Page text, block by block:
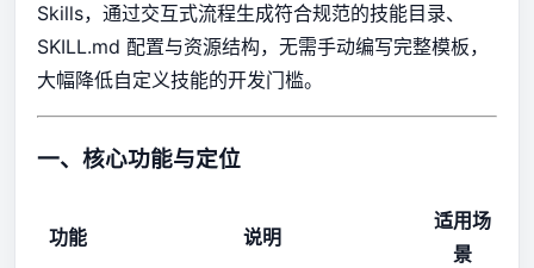
Skills，通过交互式流程生成符合规范的技能目录、
SKILL.md 配置与资源结构，无需手动编写完整模板，
大幅降低自定义技能的开发门槛。
一、核心功能与定位
功能 说明
适用场
景